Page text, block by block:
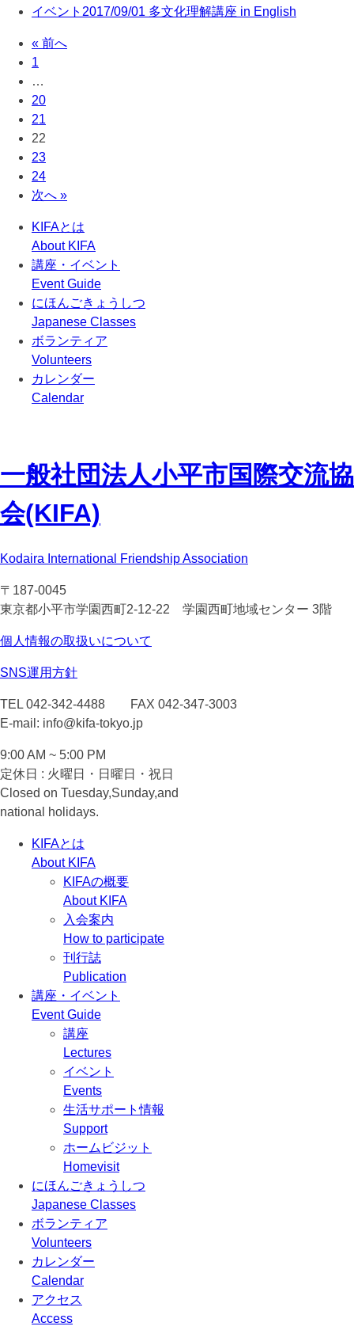
イベント 2017/09/01 多文化理解講座 in English
« 前へ
1
…
20
21
22
23
24
次へ »
KIFAとは
About KIFA
講座・イベント
Event Guide
にほんごきょうしつ
Japanese Classes
ボランティア
Volunteers
カレンダー
Calendar
一般社団法人小平市国際交流協
会(KIFA)
Kodaira International Friendship Association
〒187-0045
東京都小平市学園西町2-12-22 学園西町地域センター 3階
個人情報の取扱いについて
SNS運用方針
TEL 042-342-4488 FAX 042-347-3003
E-mail: info@kifa-tokyo.jp
9:00 AM ~ 5:00 PM
定休日 : 火曜日・日曜日・祝日
Closed on Tuesday,Sunday,and
national holidays.
KIFAとは
About KIFA
KIFAの概要
About KIFA
入会案内
How to participate
刊行誌
Publication
講座・イベント
Event Guide
講座
Lectures
イベント
Events
生活サポート情報
Support
ホームビジット
Homevisit
にほんごきょうしつ
Japanese Classes
ボランティア
Volunteers
カレンダー
Calendar
アクセス
Access